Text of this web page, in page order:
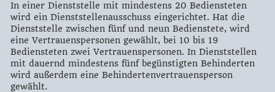
In einer Dienststelle mit mindestens 20 Bediensteten
wird ein Dienststellenausschuss eingerichtet. Hat die
Dienststelle zwischen fünf und neun Bedienstete, wird
eine Vertrauenspersonen gewählt, bei 10 bis 19
Bediensteten zwei Vertrauenspersonen. In Dienststellen
mit dauernd mindestens fünf begünstigten Behinderten
wird außerdem eine Behindertenvertrauensperson
gewählt.